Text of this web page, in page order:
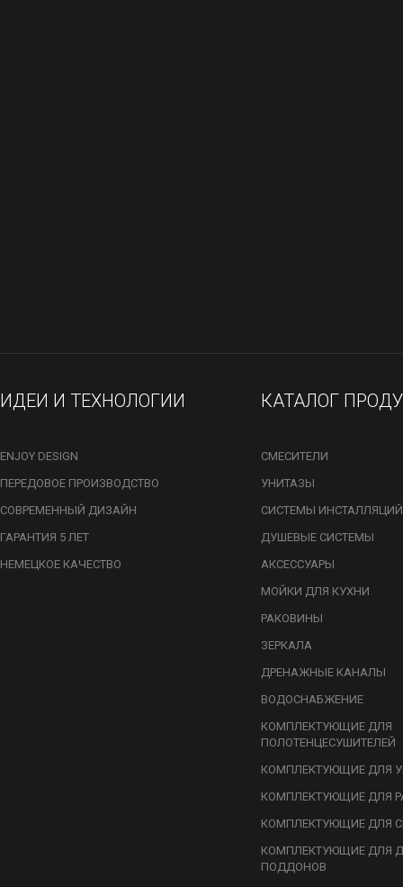
ИДЕИ И ТЕХНОЛОГИИ
ENJOY DESIGN
ПЕРЕДОВОЕ ПРОИЗВОДСТВО
СОВРЕМЕННЫЙ ДИЗАЙН
ГАРАНТИЯ 5 ЛЕТ
НЕМЕЦКОЕ КАЧЕСТВО
КАТАЛОГ
СМЕСИТЕЛИ
УНИТАЗЫ
СИСТЕМЫ ИНСТАЛЛЯЦИЙ
ДУШЕВЫЕ СИСТЕМЫ
АКСЕССУАРЫ
МОЙКИ ДЛЯ КУХНИ
РАКОВИНЫ
ЗЕРКАЛА
ДРЕНАЖНЫЕ КАНАЛЫ
ВОДОСНАБЖЕНИЕ
КОМПЛЕКТУЮЩИЕ ДЛЯ
ПОЛОТЕНЦЕСУШИТЕЛЕЙ
КОМПЛЕКТУЮЩИЕ ДЛЯ
КОМПЛЕКТУЮЩИЕ ДЛЯ
КОМПЛЕКТУЮЩИЕ ДЛЯ
КОМПЛЕКТУЮЩИЕ ДЛЯ
ПОДДОНОВ